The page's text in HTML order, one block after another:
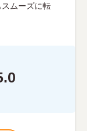
ムーズに転